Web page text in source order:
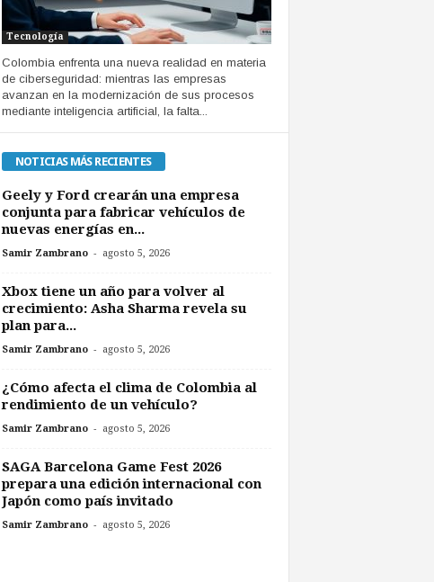
Tecnología
Colombia enfrenta una nueva realidad en materia
de ciberseguridad: mientras las empresas
avanzan en la modernización de sus procesos
mediante inteligencia artificial, la falta...
NOTICIAS MÁS RECIENTES
Geely y Ford crearán una empresa
conjunta para fabricar vehículos de
nuevas energías en...
Samir Zambrano - agosto 5, 2026
Xbox tiene un año para volver al
crecimiento: Asha Sharma revela su
plan para...
Samir Zambrano - agosto 5, 2026
¿Cómo afecta el clima de Colombia al
rendimiento de un vehículo?
Samir Zambrano - agosto 5, 2026
SAGA Barcelona Game Fest 2026
prepara una edición internacional con
Japón como país invitado
Samir Zambrano - agosto 5, 2026